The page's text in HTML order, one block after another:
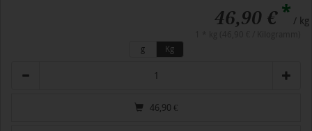
46,90 €* / kg
g
Kg
46,90 €